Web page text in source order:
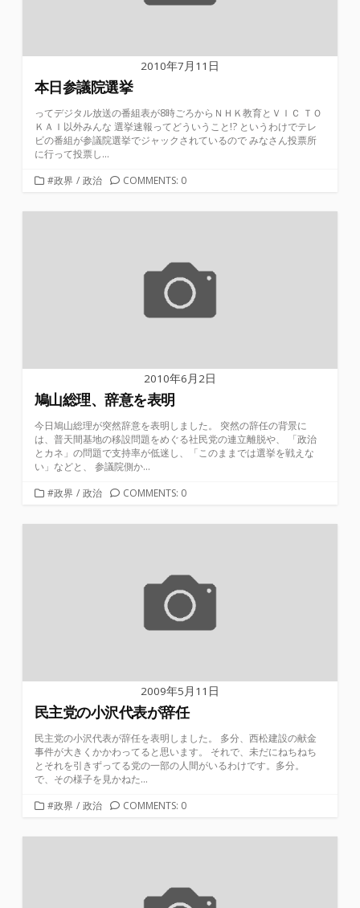
2010年7月11日
本日参議院選挙
ってデジタル放送の番組表が8時ごろからＮＨＫ教育とＶＩＣ ＴＯ
ＫＡＩ以外みんな 選挙速報ってどういうこと!? というわけでテレ
ビの番組が参議院選挙でジャックされているので みなさん投票所
に行って投票し...
カ
ゴ
#政界 / 政治 COMMENTS: 0
2010年6月2日
鳩山総理、辞意を表明
今日鳩山総理が突然辞意を表明しました。 突然の辞任の背景に
は、普天間基地の移設問題をめぐる社民党の連立離脱や、 「政治
とカネ」の問題で支持率が低迷し、「このままでは選挙を戦えな
い」などと、 参議院側か...
カ
ゴ
#政界 / 政治 COMMENTS: 0
2009年5月11日
民主党の小沢代表が辞任
民主党の小沢代表が辞任を表明しました。 多分、西松建設の献金
事件が大きくかかわってると思います。 それで、未だにねちねち
とそれを引きずってる党の一部の人間がいるわけです。多分。
で、その様子を見かねた...
カ
ゴ
#政界 / 政治 COMMENTS: 0